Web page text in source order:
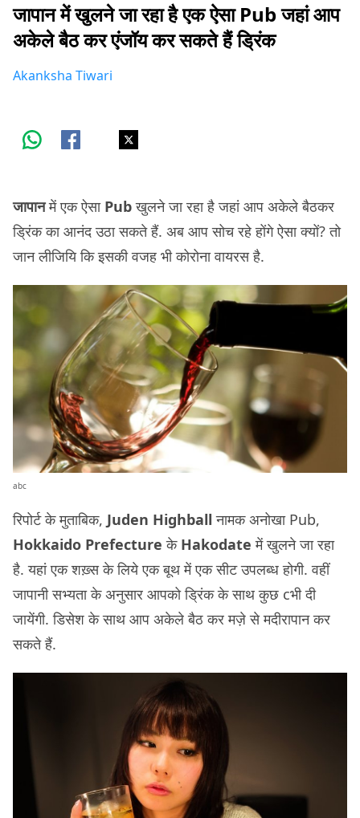
जापान में खुलने जा रहा है एक ऐसा Pub जहां आप
अकेले बैठ कर एंजॉय कर सकते हैं ड्रिंक
Akanksha Tiwari
जापानमें एक ऐसा Pubखुलने जा रहा है जहां आप अकेले बैठकर
ड्रिंक का आनंद उठा सकते हैं. अब आप सोच रहे होंगे ऐसा क्यों? तो
जान लीजियि कि इसकी वजह भी कोरोना वायरस है.
abc
रिपोर्ट के मुताबिक, Juden Highball नामक अनोखा Pub,
Hokkaido Prefectureके Hakodate में खुलने जा रहा
है. यहां एक शख़्स के लिये एक बूथ में एक सीट उपलब्ध होगी. वहीं
जापानी सभ्यता के अनुसार आपको ड्रिंक के साथ कुछ cभी दी
जायेंगी. डिसेश के साथ आप अकेले बैठ कर मज़े से मदीरापान कर
सकते हैं.